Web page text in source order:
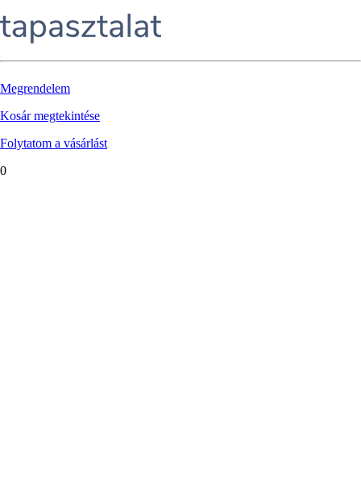
Megrendelem
Kosár megtekintése
Folytatom a vásárlást
0